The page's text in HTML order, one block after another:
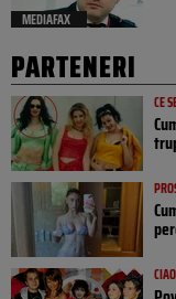
MEDIAFAX
PARTENERI
CE